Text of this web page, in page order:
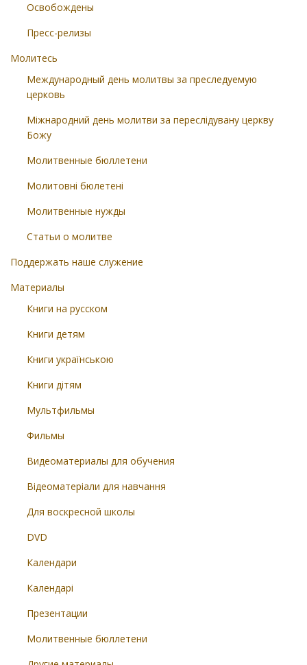
Освобождены
Пресс-релизы
Молитесь
Международный день молитвы за преследуемую
церковь
Міжнародний день молитви за переслідувану церкву
Божу
Молитвенные бюллетени
Молитовні бюлетені
Молитвенные нужды
Статьи о молитве
Поддержать наше служение
Материалы
Книги на русском
Книги детям
Книги українською
Книги дітям
Мультфильмы
Фильмы
Видеоматериалы для обучения
Відеоматеріали для навчання
Для воскресной школы
DVD
Календари
Календарі
Презентации
Молитвенные бюллетени